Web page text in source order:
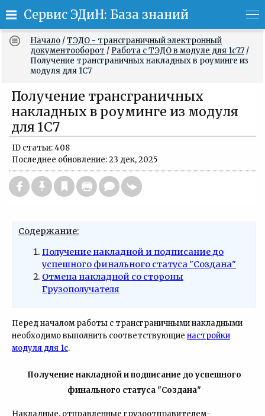
Сервис ЭДиН: База знаний
Начало /ТЭДО - трансграничный электронный
документооборот / Работа с ТЭДО в модуле для 1с7.7 /
Получение трансграничных накладных в роуминге из
модуля для 1С7
Получение трансграничных
накладных в роуминге из модуля
для 1С7
ID статьи: 408
Последнее обновление: 23 дек, 2025
Содержание:
Получение накладной и подписание до
успешного финального статуса "Создана"
Отмена накладной со стороны
Грузополучателя
Перед началом работы с трансграничными накладными
необходимо выполнить соответствующие настройки
модуля для 1с.
Получение накладной и подписание до успешного
финального статуса "Создана"